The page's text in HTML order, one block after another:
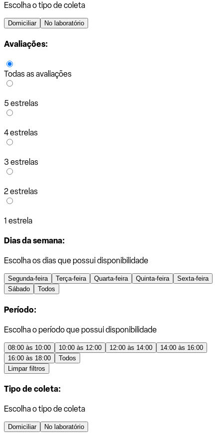
Escolha o tipo de coleta
Domiciliar No laboratório
Avaliações:
Todas as avaliações
5 estrelas
4 estrelas
3 estrelas
2 estrelas
1 estrela
Dias da semana:
Escolha os dias que possui disponibilidade
Segunda-feira Terça-feira Quarta-feira Quinta-feira
Sexta-feira
Sábado
Todos
Período:
Escolha o período que possui disponibilidade
08:00 às 10:00 10:00 às 12:00 12:00 às 14:00
14:00 às 16:00
16:00 às 18:00
Todos
Limpar filtros
Tipo de coleta:
Escolha o tipo de coleta
Domiciliar No laboratório